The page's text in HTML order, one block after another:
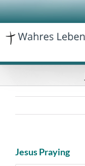
Skip
to
content
Jesus Praying